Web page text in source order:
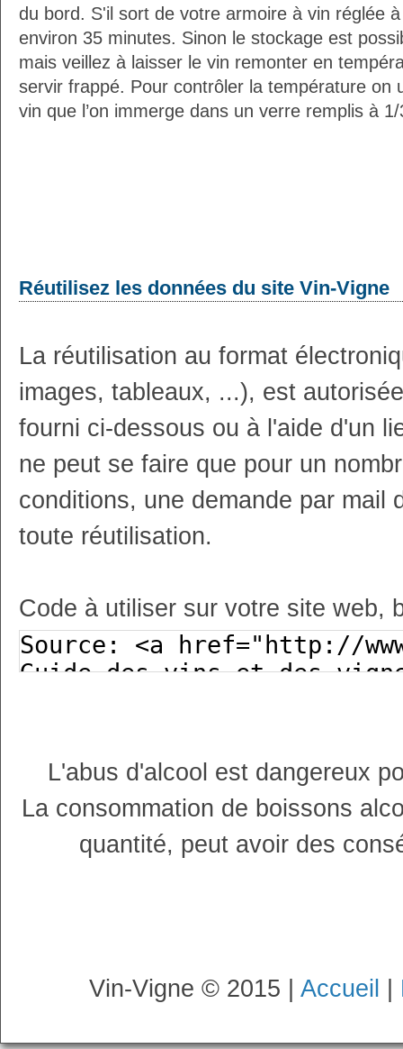
du bord. S'il sort de votre armoire à vin réglée
environ 35 minutes. Sinon le stockage est
mais veillez à laisser le vin remonter en
servir frappé. Pour contrôler la température on
vin que l’on immerge dans un verre remplis à
Réutilisez les données du site Vin-Vigne
La réutilisation au format
images, tableaux, ...), est
fourni ci-dessous ou à l'aide d'un
ne peut se faire que pour un
conditions, une demande par mail
toute réutilisation.
Code à utiliser sur votre site web,
L'abus d'alcool est dangereux
La consommation de boissons
quantité, peut avoir des
Vin-Vigne © 2015 | Accueil